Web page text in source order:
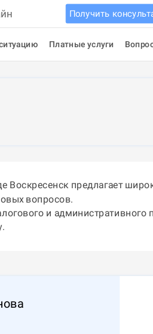
Получить
Платные услуги
Воскресенск предлагает
вопросов.
и